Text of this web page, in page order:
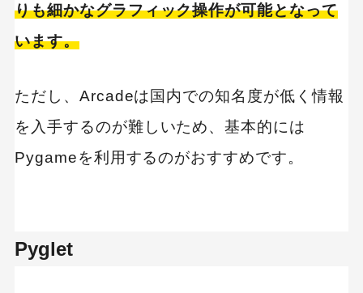
りも細かなグラフィック操作が可能となって
います。
ただし、Arcadeは国内での知名度が低く情報
を入手するのが難しいため、基本的には
Pygameを利用するのがおすすめです。
Pyglet